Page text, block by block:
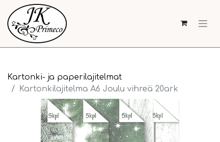
Kartonki- ja paperilajitelmat
Kartonkilajitelma A6 Joulu vihreä 20ark